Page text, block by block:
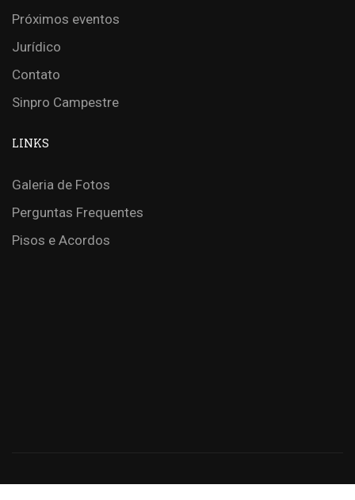
Próximos eventos
Jurídico
Contato
Sinpro Campestre
LINKS
Galeria de Fotos
Perguntas Frequentes
Pisos e Acordos